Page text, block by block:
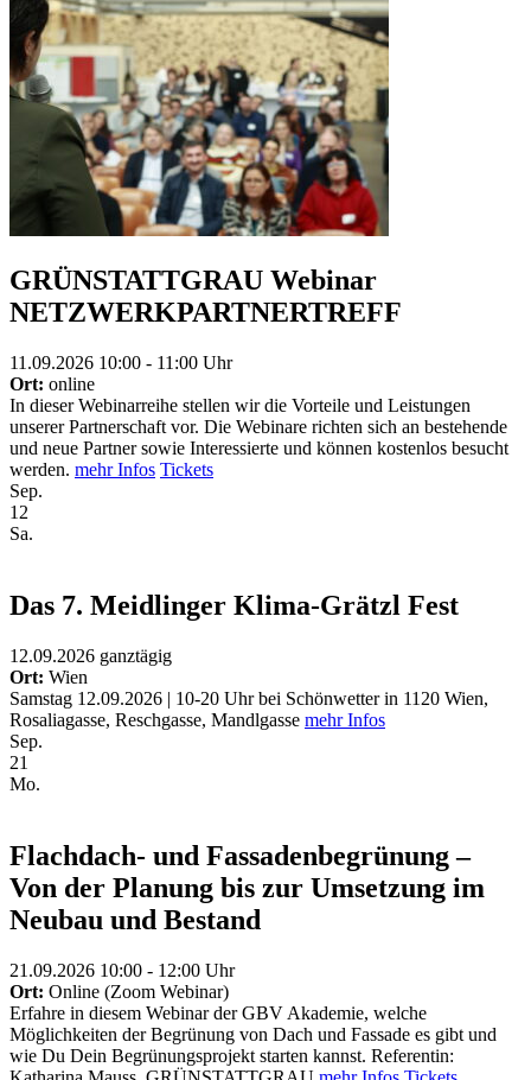
GRÜNSTATTGRAU Webinar
NETZWERKPARTNERTREFF
11.09.2026 10:00 - 11:00 Uhr
Ort: online
In dieser Webinarreihe stellen wir die Vorteile und Leistungen
unserer Partnerschaft vor. Die Webinare richten sich an bestehende
und neue Partner sowie Interessierte und können kostenlos besucht
werden. mehr Infos Tickets
Sep.
12
Sa.
Das 7. Meidlinger Klima-Grätzl Fest
12.09.2026 ganztägig
Ort: Wien
Samstag 12.09.2026 | 10-20 Uhr bei Schönwetter in 1120 Wien,
Rosaliagasse, Reschgasse, Mandlgasse mehr Infos
Sep.
21
Mo.
Flachdach- und Fassadenbegrünung –
Von der Planung bis zur Umsetzung im
Neubau und Bestand
21.09.2026 10:00 - 12:00 Uhr
Ort: Online (Zoom Webinar)
Erfahre in diesem Webinar der GBV Akademie, welche
Möglichkeiten der Begrünung von Dach und Fassade es gibt und
wie Du Dein Begrünungsprojekt starten kannst. Referentin: